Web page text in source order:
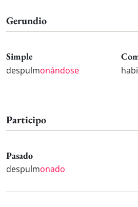
Gerundio
Simple
despulmonándose
Participo
Pasado
despulmonado